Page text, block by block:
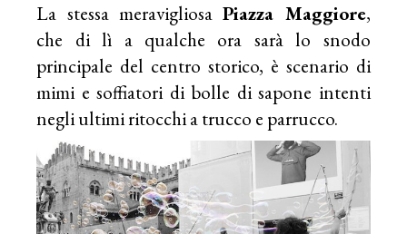
La stessa meravigliosaPiazza Maggiore,
che di lì a qualche ora sarà lo snodo
principale del centro storico, è scenario di
mimi e soffiatori di bolle di sapone intenti
negli ultimi ritocchi a trucco e parrucco.